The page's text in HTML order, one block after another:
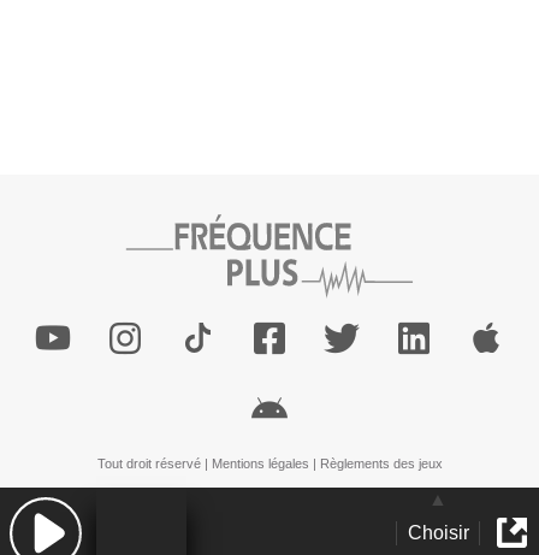
Choisir
Tout droit réservé | Mentions légales | Règlements des jeux